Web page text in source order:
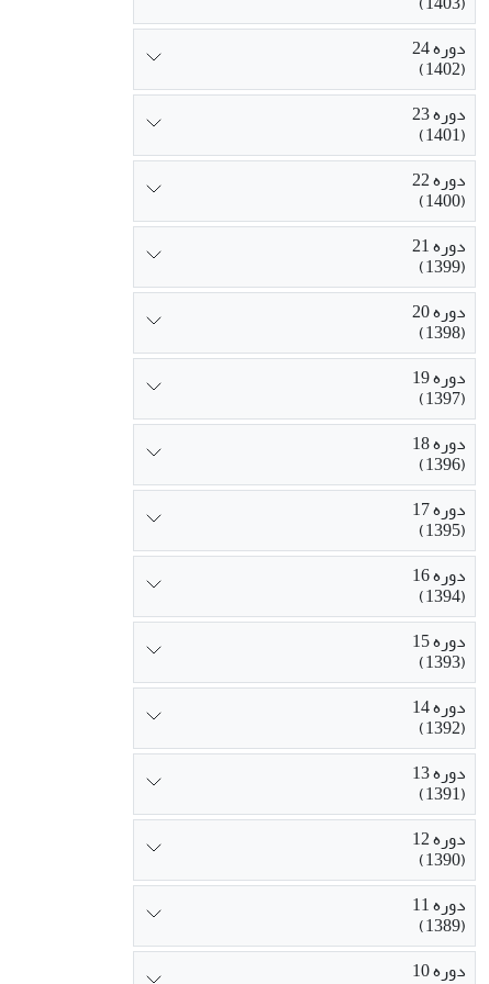
دوره 24
(1402)
دوره 23
(1401)
دوره 22
(1400)
دوره 21
(1399)
دوره 20
(1398)
دوره 19
(1397)
دوره 18
(1396)
دوره 17
(1395)
دوره 16
(1394)
دوره 15
(1393)
دوره 14
(1392)
دوره 13
(1391)
دوره 12
(1390)
دوره 11
(1389)
دوره 10